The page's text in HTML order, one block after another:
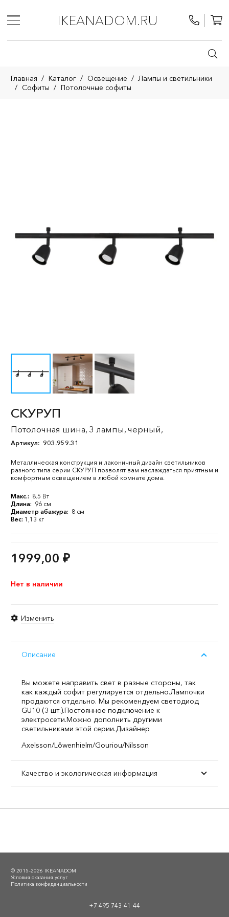
IKEANADOM.RU
Главная / Каталог / Освещение / Лампы и светильники
/ Софиты / Потолочные софиты
СКУРУП
Потолочная шина, 3 лампы, черный,
Артикул: 903.959.31
Металлическая конструкция и лаконичный дизайн светильников
разного типа серии СКУРУП позволят вам наслаждаться приятным и
комфортным освещением в любой комнате дома.
Макс.: 8.5 Вт
Длина: 96 см
Диаметр абажура: 8 см
Вес: 1,13 кг
1999,00 ₽
Нет в наличии
Изменить
Описание
Вы можете направить свет в разные стороны, так
как каждый софит регулируется отдельно.Лампочки
продаются отдельно. Мы рекомендуем светодиод
GU10 (3 шт.).Постоянное подключение к
электросети.Можно дополнить другими
светильниками этой серии.Дизайнер
Axelsson/Löwenhielm/Gouriou/Nilsson
Качество и экологическая информация
© 2015–2026 IKEANADOM
Условия оказания услуг
Политика конфиденциальности
+7 495 743-41-44